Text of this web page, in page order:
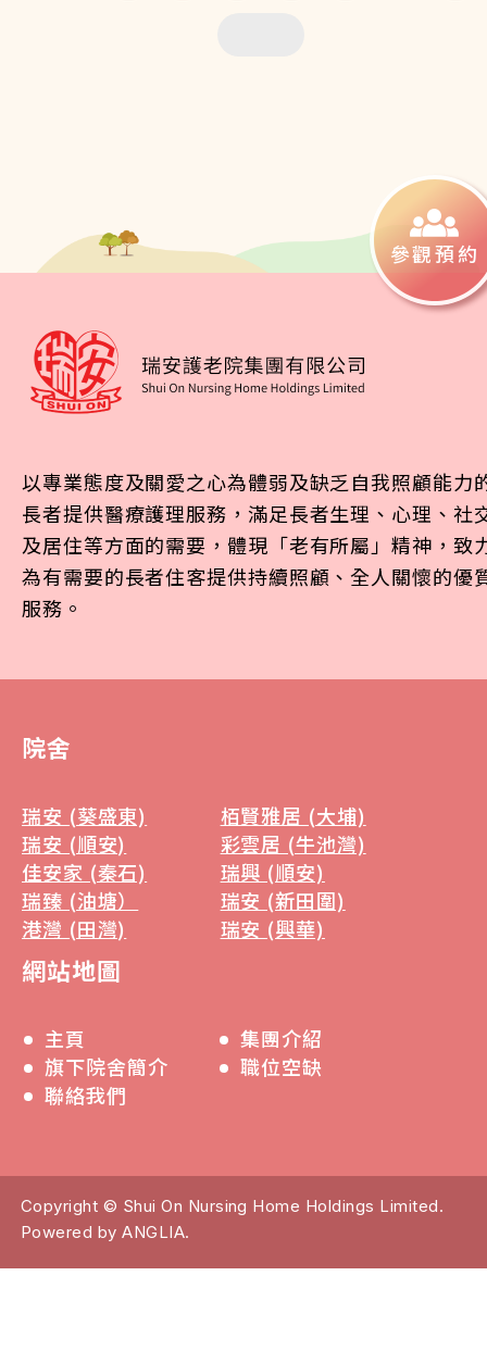
參觀預約
以專業態度及關愛之心為體弱及缺乏自我照顧能力
長者提供醫療護理服務，滿足長者生理、心理、社
及居住等方面的需要，體現「老有所屬」精神，致
為有需要的長者住客提供持續照顧、全人關懷的優
服務。
院舍
瑞安 (葵盛東)
栢賢雅居 (大埔)
瑞安 (順安)
彩雲居 (牛池灣)
佳安家 (秦石)
瑞興 (順安)
瑞臻 (油塘）
瑞安 (新田圍)
港灣 (田灣)
瑞安 (興華)
網站地圖
主頁
集團介紹
旗下院舍簡介
職位空缺
聯絡我們
Copyright © Shui On Nursing Home Holdings Limited.
Powered byANGLIA.